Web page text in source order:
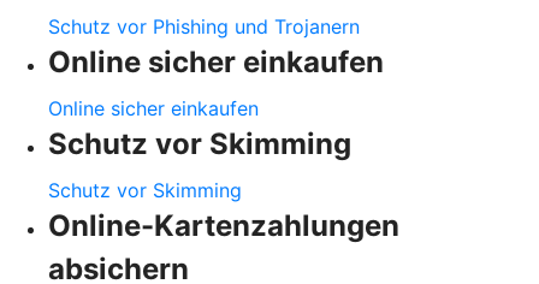
Schutz vor Phishing und Trojanern
Online sicher einkaufen
Online sicher einkaufen
Schutz vor Skimming
Schutz vor Skimming
Online-Kartenzahlungen
absichern